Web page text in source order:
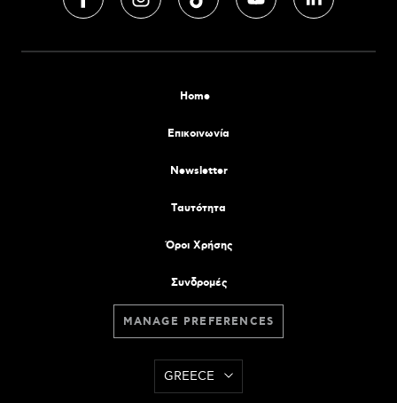
Home
Επικοινωνία
Newsletter
Tαυτότητα
Όροι Χρήσης
Συνδρομές
MANAGE PREFERENCES
GREECE